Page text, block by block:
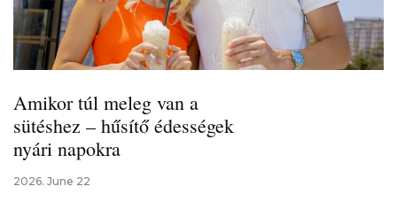
Amikor túl meleg van a
sütéshez – hűsítő édességek
nyári napokra
2026. June 22